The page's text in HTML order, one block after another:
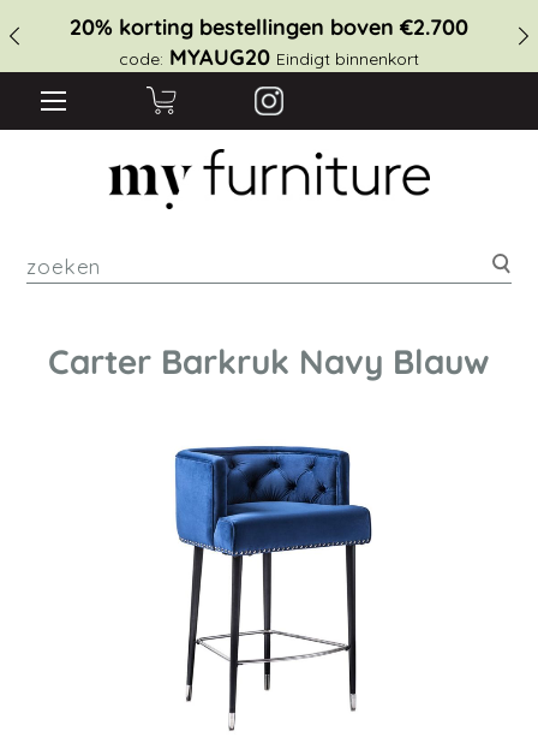
20% korting bestellingen boven €2.700
code: MYAUG20 Eindigt binnenkort
Carter Barkruk Navy Blauw